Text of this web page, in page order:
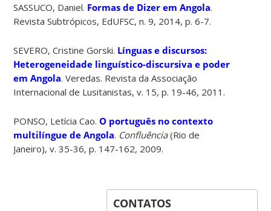
SASSUCO, Daniel. Formas de Dizer em Angola.
Revista Subtrópicos, EdUFSC, n. 9, 2014, p. 6-7.
SEVERO, Cristine Gorski. Línguas e discursos:
Heterogeneidade linguístico-discursiva e poder
em Angola. Veredas. Revista da Associação
Internacional de Lusitanistas, v. 15, p. 19-46, 2011.
PONSO, Letícia Cao.O português no contexto
multilíngue de Angola. Confluência(Rio de
Janeiro), v. 35-36, p. 147-162, 2009.
CONTATOS